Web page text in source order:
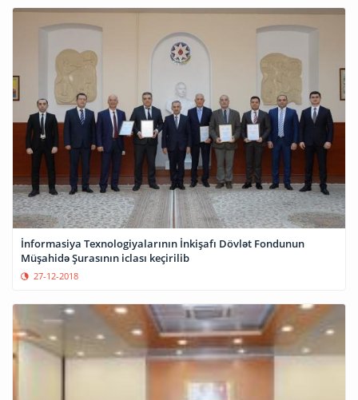
İnformasiya Texnologiyalarının İnkişafı Dövlət Fondunun
Müşahidə Şurasının iclası keçirilib
27-12-2018